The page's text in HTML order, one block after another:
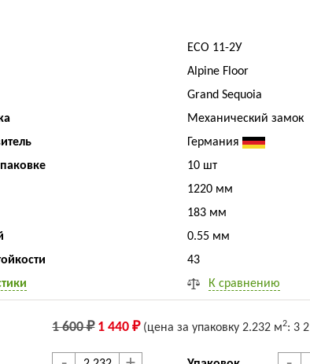
ECO 11-2У
Alpine Floor
Grand Sequoia
Механический замок
Германия
10 шт
1220 мм
183 мм
0.55 мм
43
К сравнению
1 600 ₽ 1 440 ₽ (цена за упаковку 2.232 м2: 3